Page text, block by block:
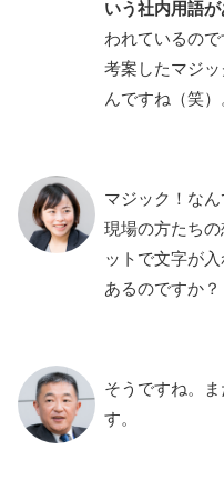
いう社内用語
われているの
考案したマジ
んですね（笑）
マジック！なん
現場の方たち
ットで文字が
あるのですか？
そうですね。
す。